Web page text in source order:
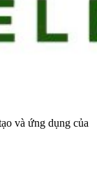
và ứng dụng của